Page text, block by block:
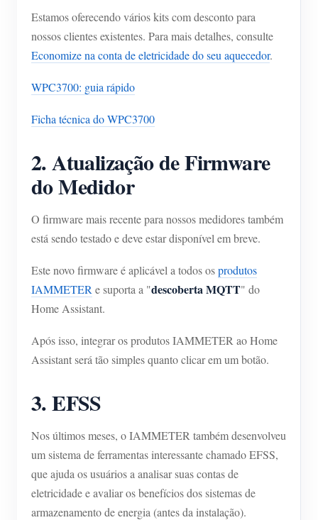
Estamos oferecendo vários kits com desconto para
nossos clientes existentes. Para mais detalhes, consulte
Economize na conta de eletricidade do seu aquecedor.
WPC3700: guia rápido
Ficha técnica do WPC3700
2. Atualização de Firmware
do Medidor
O firmware mais recente para nossos medidores também
está sendo testado e deve estar disponível em breve.
Este novo firmware é aplicável a todos osprodutos
IAMMETERe suporta a "descoberta MQTT" do
Home Assistant.
Após isso, integrar os produtos IAMMETER ao Home
Assistant será tão simples quanto clicar em um botão.
3. EFSS
Nos últimos meses, o IAMMETER também desenvolveu
um sistema de ferramentas interessante chamado EFSS,
que ajuda os usuários a analisar suas contas de
eletricidade e avaliar os benefícios dos sistemas de
armazenamento de energia (antes da instalação).